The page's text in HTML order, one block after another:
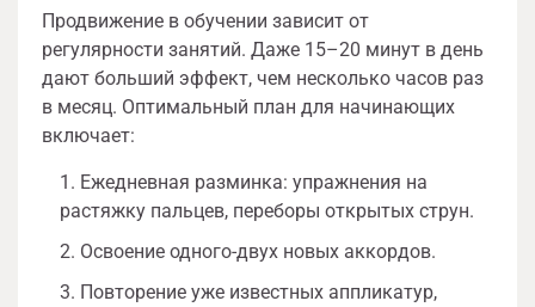
Продвижение в обучении зависит от
регулярности занятий. Даже 15–20 минут в день
дают больший эффект, чем несколько часов раз
в месяц. Оптимальный план для начинающих
включает:
Ежедневная разминка: упражнения на
растяжку пальцев, переборы открытых струн.
Освоение одного-двух новых аккордов.
Повторение уже известных аппликатур,